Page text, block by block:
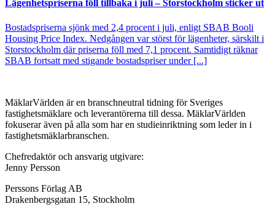
Lägenhetspriserna föll tillbaka i juli – Storstockholm sticker ut
Bostadspriserna sjönk med 2,4 procent i juli, enligt SBAB Booli
Housing Price Index. Nedgången var störst för lägenheter, särskilt i
Storstockholm där priserna föll med 7,1 procent. Samtidigt räknar
SBAB fortsatt med stigande bostadspriser under [...]
MäklarVärlden är en branschneutral tidning för Sveriges
fastighetsmäklare och leverantörerna till dessa. MäklarVärlden
fokuserar även på alla som har en studieinriktning som leder in i
fastighetsmäklarbranschen.
Chefredaktör och ansvarig utgivare:
Jenny Persson
Perssons Förlag AB
Drakenbergsgatan 15, Stockholm